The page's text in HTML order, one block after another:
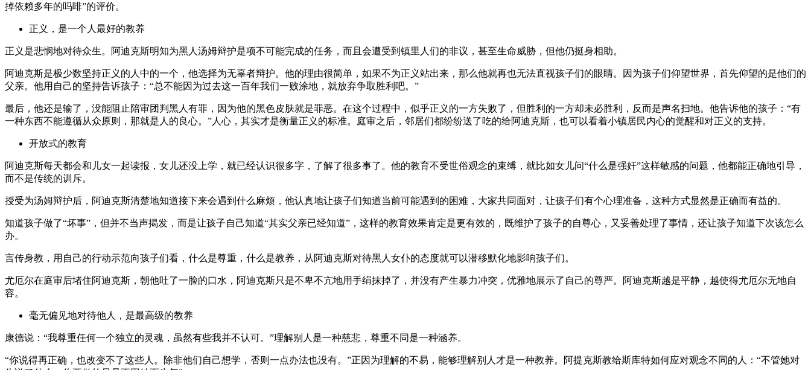
掉依赖多年的吗啡”的评价。
正义，是一个人最好的教养
正义是悲悯地对待众生。阿迪克斯明知为黑人汤姆辩护是项不可能完成的任务，而且会遭受到镇里人们的非议，甚至生命威胁，但他仍挺身相助。
阿迪克斯是极少数坚持正义的人中的一个，他选择为无辜者辩护。他的理由很简单，如果不为正义站出来，那么他就再也无法直视孩子们的眼睛。因为孩子们仰望世界，首先仰望的是他们的
父亲。他用自己的坚持告诉孩子：“总不能因为过去这一百年我们一败涂地，就放弃争取胜利吧。”
最后，他还是输了，没能阻止陪审团判黑人有罪，因为他的黑色皮肤就是罪恶。在这个过程中，似乎正义的一方失败了，但胜利的一方却未必胜利，反而是声名扫地。他告诉他的孩子：“有
一种东西不能遵循从众原则，那就是人的良心。”人心，其实才是衡量正义的标准。庭审之后，邻居们都纷纷送了吃的给阿迪克斯，也可以看着小镇居民内心的觉醒和对正义的支持。
开放式的教育
阿迪克斯每天都会和儿女一起读报，女儿还没上学，就已经认识很多字，了解了很多事了。他的教育不受世俗观念的束缚，就比如女儿问“什么是强奸”这样敏感的问题，他都能正确地引导，
而不是传统的训斥。
授受为汤姆辩护后，阿迪克斯清楚地知道接下来会遇到什么麻烦，他认真地让孩子们知道当前可能遇到的困难，大家共同面对，让孩子们有个心理准备，这种方式显然是正确而有益的。
知道孩子做了“坏事”，但并不当声揭发，而是让孩子自己知道“其实父亲已经知道”，这样的教育效果肯定是更有效的，既维护了孩子的自尊心，又妥善处理了事情，还让孩子知道下次该怎么
办。
言传身教，用自己的行动示范向孩子们看，什么是尊重，什么是教养，从阿迪克斯对待黑人女仆的态度就可以潜移默化地影响孩子们。
尤厄尔在庭审后堵住阿迪克斯，朝他吐了一脸的口水，阿迪克斯只是不卑不亢地用手绢抹掉了，并没有产生暴力冲突，优雅地展示了自己的尊严。阿迪克斯越是平静，越使得尤厄尔无地自
容。
毫无偏见地对待他人，是最高级的教养
康德说：“我尊重任何一个独立的灵魂，虽然有些我并不认可。”理解别人是一种慈悲，尊重不同是一种涵养。
“你说得再正确，也改变不了这些人。除非他们自己想学，否则一点办法也没有。”正因为理解的不易，能够理解别人才是一种教养。阿提克斯教给斯库特如何应对观念不同的人：“不管她对